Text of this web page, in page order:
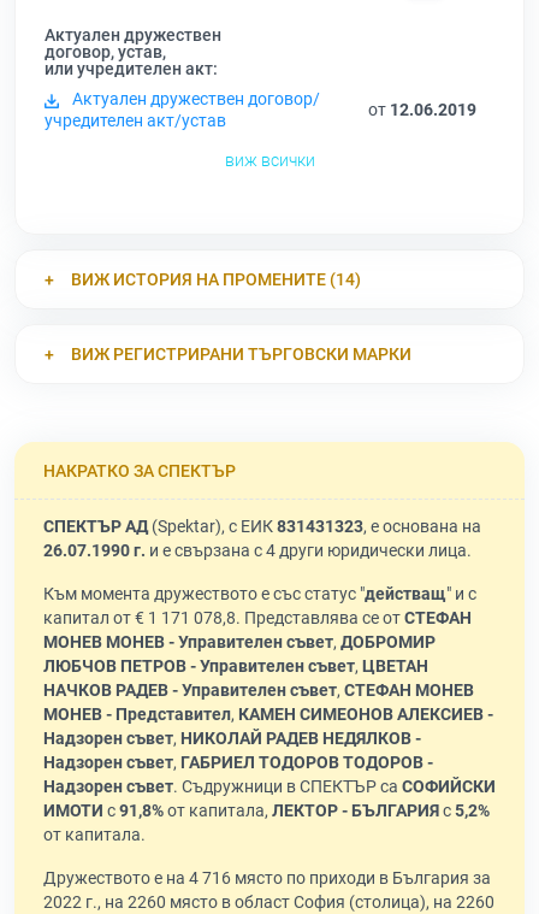
Актуален дружествен
договор, устав,
или учредителен акт:
Актуален дружествен договор/
учредителен акт/устав
от 12.06.2019
виж всички
ВИЖ ИСТОРИЯ НА ПРОМЕНИТЕ (14)
ВИЖ РЕГИСТРИРАНИ ТЪРГОВСКИ МАРКИ
НАКРАТКО ЗА СПЕКТЪР
СПЕКТЪР АД(Spektar), с ЕИК831431323, е основана на
26.07.1990 г. и е свързана с 4 други юридически лица.
Към момента дружеството е със статус "действащ" и с
капитал от € 1 171 078,8. Представлява се отСТЕФАН
МОНЕВ МОНЕВ - Управителен съвет, ДОБРОМИР
ЛЮБЧОВ ПЕТРОВ - Управителен съвет, ЦВЕТАН
НАЧКОВ РАДЕВ - Управителен съвет, СТЕФАН МОНЕВ
МОНЕВ - Представител, КАМЕН СИМЕОНОВ АЛЕКСИЕВ -
Надзорен съвет, НИКОЛАЙ РАДЕВ НЕДЯЛКОВ -
Надзорен съвет, ГАБРИЕЛ ТОДОРОВ ТОДОРОВ -
Надзорен съвет. Съдружници в СПЕКТЪР са СОФИЙСКИ
ИМОТИ с91,8%от капитала, ЛЕКТОР - БЪЛГАРИЯс5,2%
от капитала.
Дружеството е на 4 716 място по приходи в България за
2022 г., на 2260 място в област София (столица), на 2260